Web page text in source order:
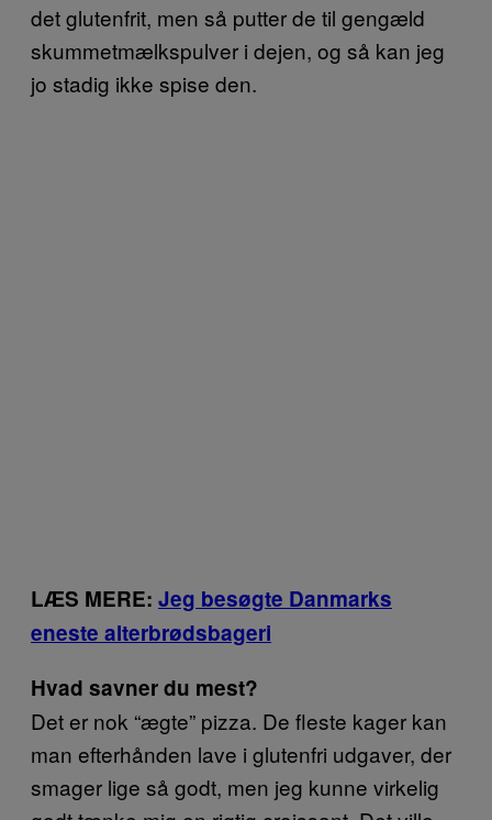
det glutenfrit, men så putter de til gengæld
skummetmælkspulver i dejen, og så kan jeg
jo stadig ikke spise den.
LÆS MERE: Jeg besøgte Danmarks
eneste alterbrødsbageri
Hvad savner du mest?
Det er nok “ægte” pizza. De fleste kager kan
man efterhånden lave i glutenfri udgaver, der
smager lige så godt, men jeg kunne virkelig